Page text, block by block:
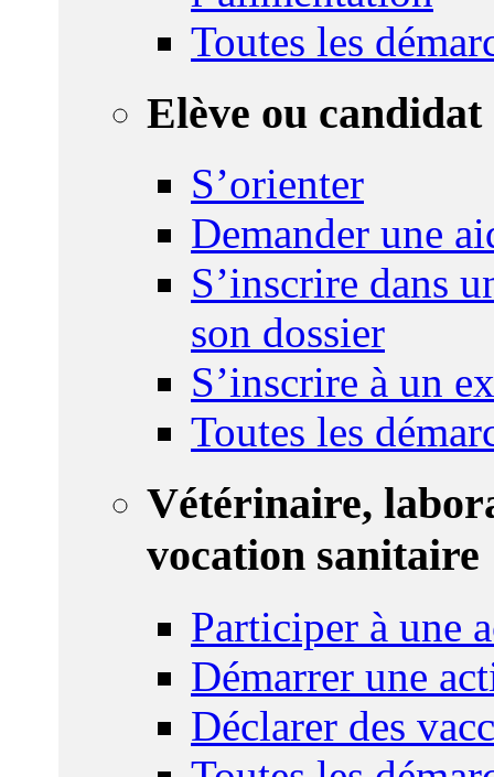
Toutes les
Elève ou candidat
S’orienter
Demander une
S’inscrire dans
son dossier
S’inscrire à un
Toutes les
Vétérinaire,
vocation sanitaire
Participer à une
Démarrer une
Déclarer des